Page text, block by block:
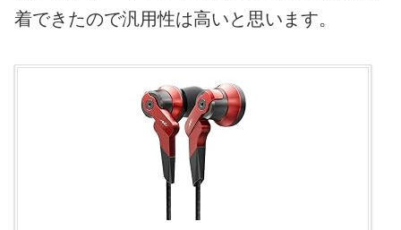
着できたので汎用性は高いと思います。